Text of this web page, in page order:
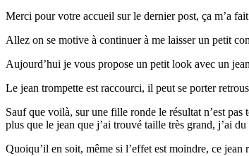
Merci pour votre accueil sur le dernier post, ça m’a
Allez on se motive à continuer à me laisser un petit
Aujourd’hui je vous propose un petit look avec un
Le jean trompette est raccourci, il peut se porter
Sauf que voilà, sur une fille ronde le résultat n’est
plus que le jean que j’ai trouvé taille très grand, j’ai
Quoiqu’il en soit, même si l’effet est moindre, ce